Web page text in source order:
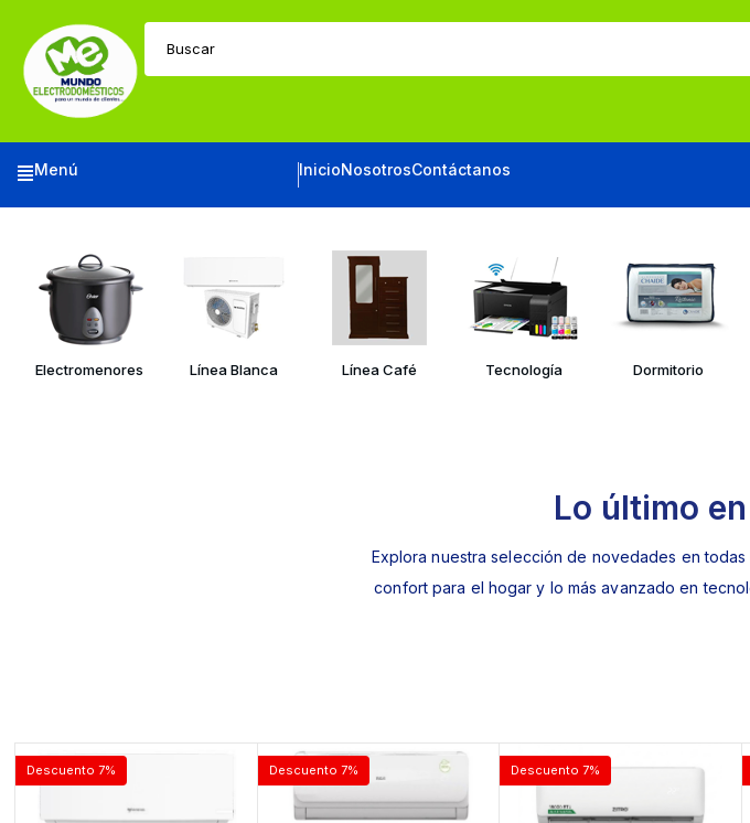
Buscar
Menú InicioNosotrosContáctanos
Electromenores Línea Blanca Línea Café Tecnología Dormitorio
Lo último
Explora nuestra selección de novedades en
confort para el hogar y lo más avanzado en
Descuento 7% Descuento 7% Descuento 7%